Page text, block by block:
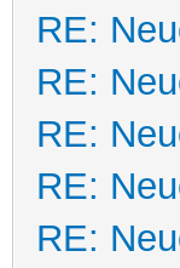
RE:
RE:
RE:
RE:
RE: